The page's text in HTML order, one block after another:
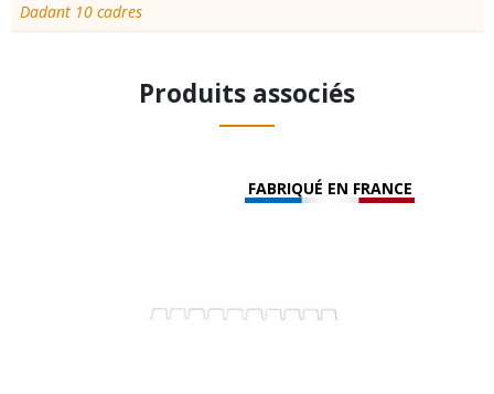
Dadant 10 cadres
Produits associés
FABRIQUÉ EN FRANCE